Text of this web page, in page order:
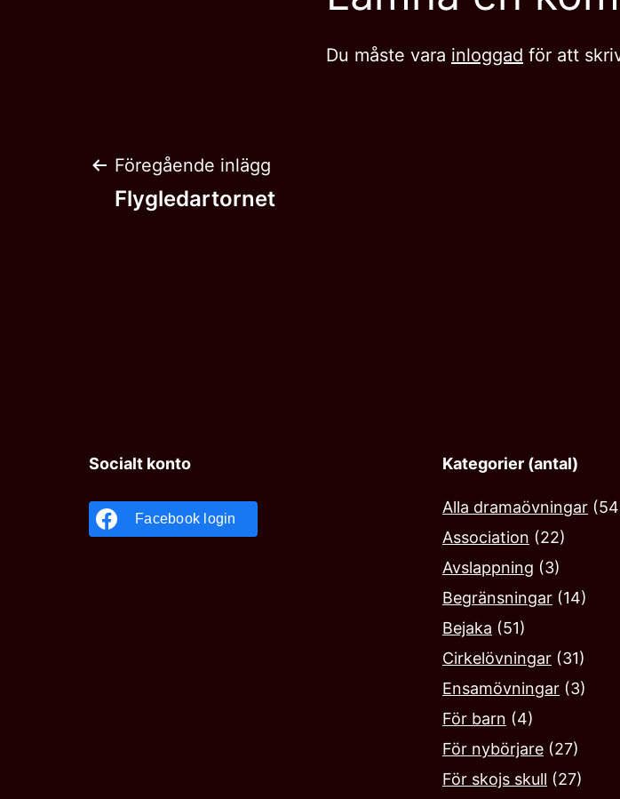
Du måste vara inloggad för att
Inläggsnavigering
Föregående inlägg
Flygledartornet
Socialt konto
Facebook login
Kategorier (antal)
Alla dramaövningar
Association (22)
Avslappning (3)
Begränsningar (14)
Bejaka‎ (51)
Cirkelövningar (31)
Ensamövningar (3)
För barn (4)
För nybörjare (27)
För skojs skull (27)